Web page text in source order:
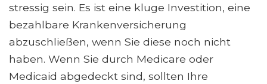
stressig sein. Es ist eine kluge Investition, eine
bezahlbare Krankenversicherung
abzuschließen, wenn Sie diese noch nicht
haben. Wenn Sie durch Medicare oder
Medicaid abgedeckt sind, sollten Ihre